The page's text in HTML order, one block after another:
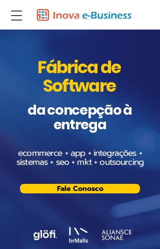
Fábrica de
Software
da concepção à
entrega
ecommerce + app + integrações +
sistemas + seo + mkt + outsourcing
Fale Conosco